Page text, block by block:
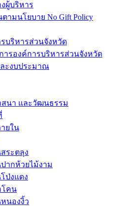
ผู้บริหาร
ามนโยบาย No Gift Policy
บริหารส่วนจังหวัด
ารองค์การบริหารส่วนจังหวัด
ะงบประมาณ
สนา และวัฒนธรรม
ยใน
ระตลุง
ากห้วยไม้งาม
ป่งแดง
โคน
นองงิ้ว